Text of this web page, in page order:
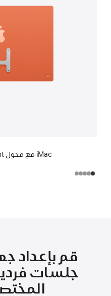
iMac مع محول VESA Mount مدمج
قم بإعداد
جلسات